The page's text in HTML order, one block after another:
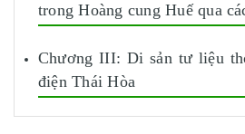
trong Hoàng cung Huế qua
Chương III: Di sản tư liệu
điện Thái Hòa